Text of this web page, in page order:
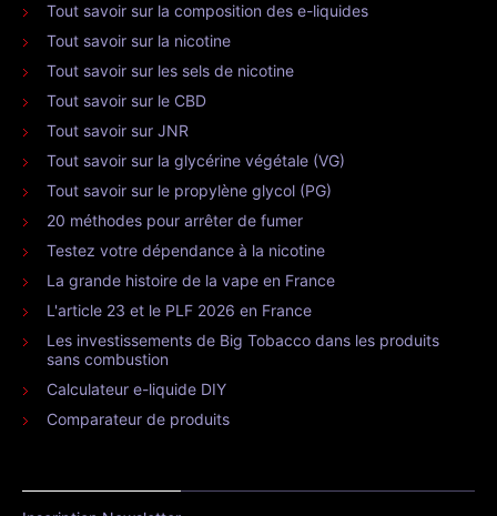
Tout savoir sur la composition des e-liquides
Tout savoir sur la nicotine
Tout savoir sur les sels de nicotine
Tout savoir sur le CBD
Tout savoir sur JNR
Tout savoir sur la glycérine végétale (VG)
Tout savoir sur le propylène glycol (PG)
20 méthodes pour arrêter de fumer
Testez votre dépendance à la nicotine
La grande histoire de la vape en France
L'article 23 et le PLF 2026 en France
Les investissements de Big Tobacco dans les produits
sans combustion
Calculateur e-liquide DIY
Comparateur de produits